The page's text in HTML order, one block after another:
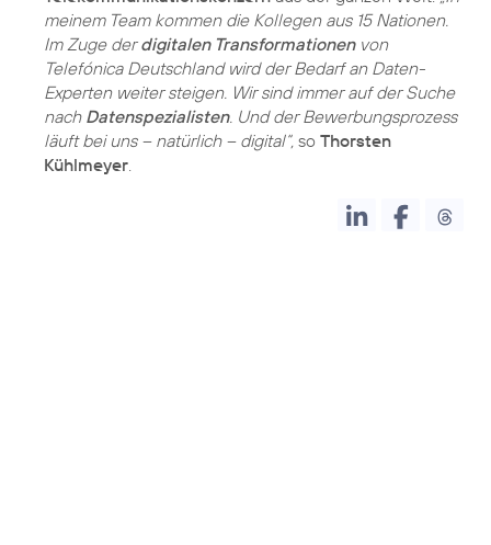
meinem Team kommen die Kollegen aus 15 Nationen.
Im Zuge derdigitalen Transformationenvon
Telefónica Deutschland wird der Bedarf an Daten-
Experten weiter steigen. Wir sind immer auf der Suche
nach Datenspezialisten. Und der Bewerbungsprozess
läuft bei uns – natürlich – digital“, so Thorsten
Kühlmeyer